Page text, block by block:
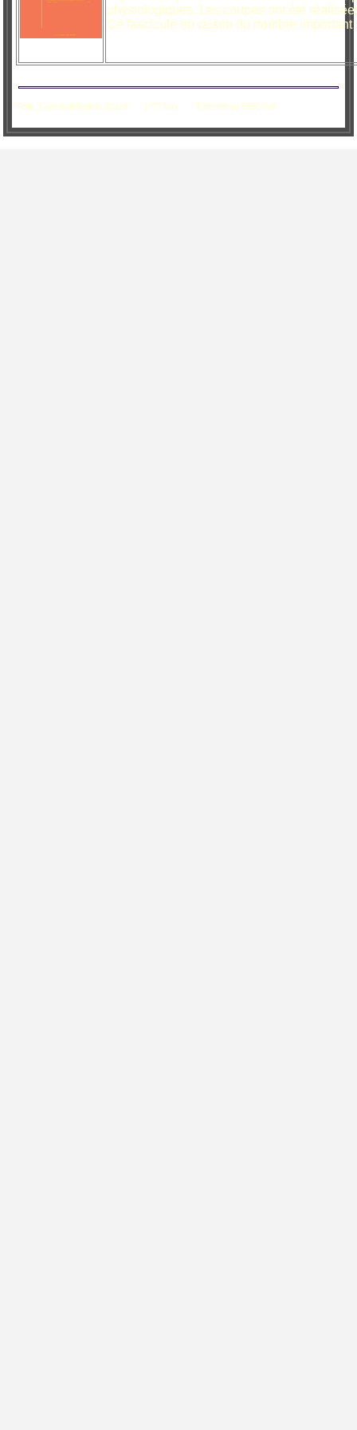
physiologiques. Les coupes ont été
Ce fascicule en raison du nombre
Folia_Conchyliologica_10.pdf (??? ko) Téléchargé 5985 fois